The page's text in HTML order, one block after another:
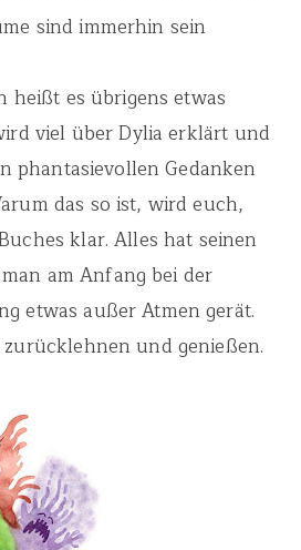
sind immerhin sein
heißt es übrigens etwas
viel über Dylia erklärt und
phantasievollen Gedanken
das so ist, wird euch,
klar. Alles hat seinen
am Anfang bei der
etwas außer Atmen gerät.
und genießen.